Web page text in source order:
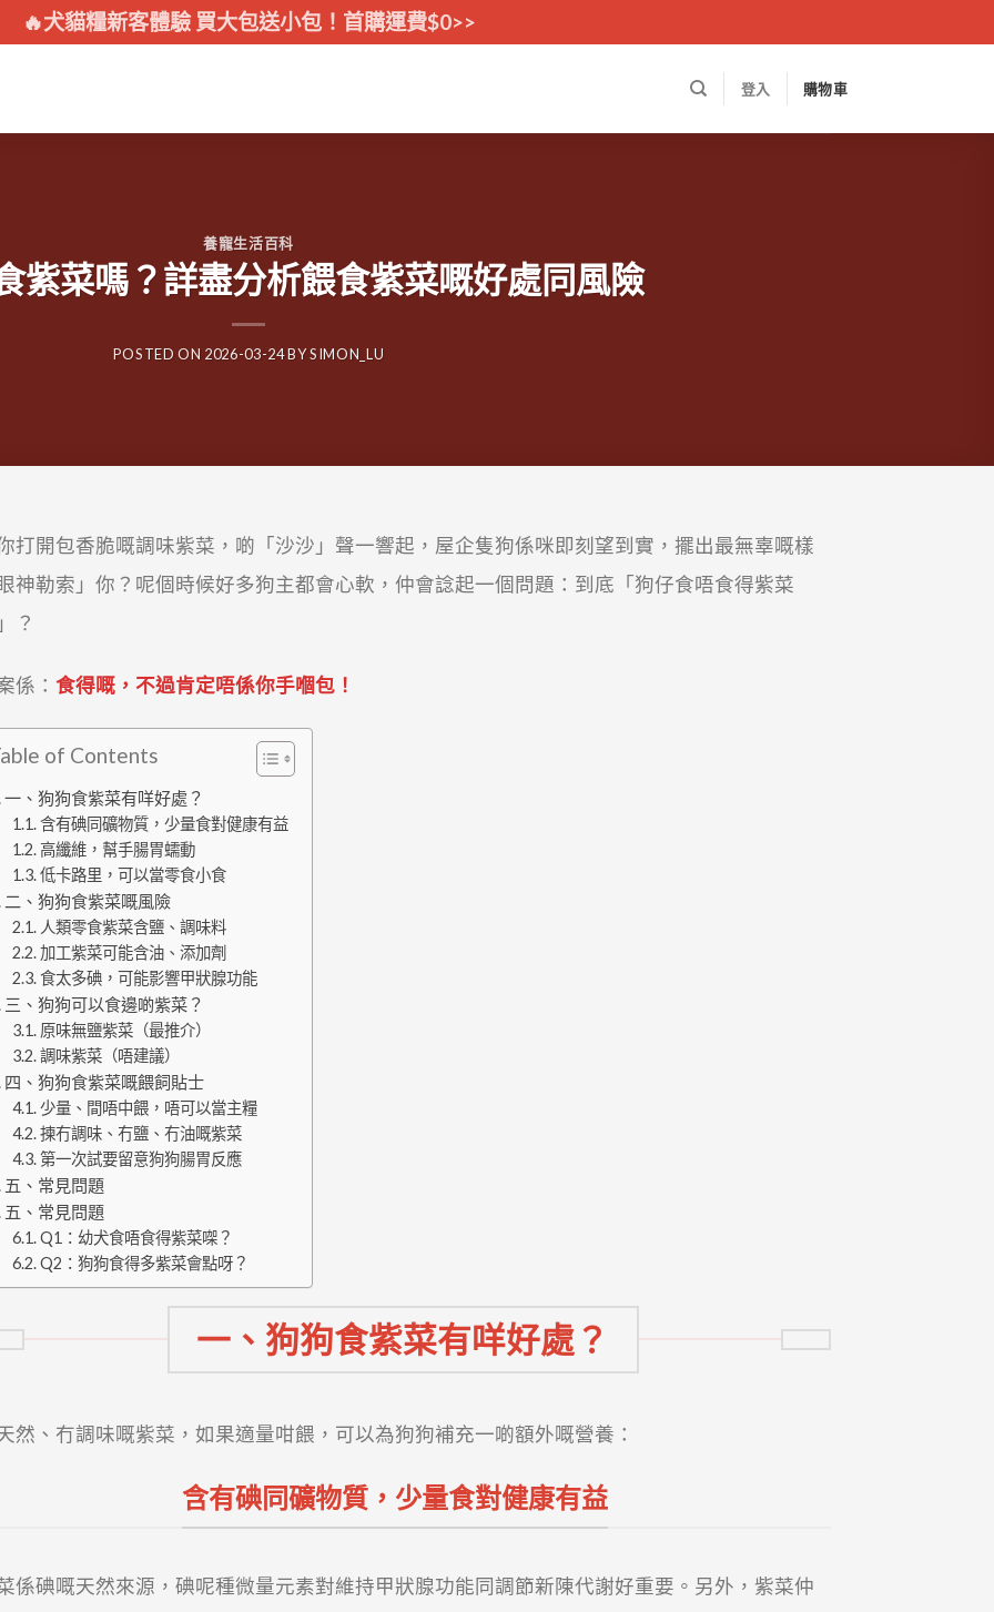
🔥犬貓糧新客體驗 買大包送小包！首購運費$0>>
登入 購物車
養寵生活百科
紫菜嗎？詳盡分析餵食紫菜嘅好處同風險
POSTED ON 2026-03-24BYSIMON_LU
打開包香脆嘅調味紫菜，啲「沙沙」聲一響起，屋企隻狗係咪即刻望到實，擺出最無辜嘅樣
眼神勒索」你？呢個時候好多狗主都會心軟，仲會諗起一個問題：到底「狗仔食唔食得紫菜
？
係： 食得嘅，不過肯定唔係你手嗰包！
of Contents
一、狗狗食紫菜有咩好處？
含有碘同礦物質，少量食對健康有益
高纖維，幫手腸胃蠕動
低卡路里，可以當零食小食
二、狗狗食紫菜嘅風險
人類零食紫菜含鹽、調味料
加工紫菜可能含油、添加劑
食太多碘，可能影響甲狀腺功能
三、狗狗可以食邊啲紫菜？
原味無鹽紫菜（最推介）
調味紫菜（唔建議）
四、狗狗食紫菜嘅餵飼貼士
少量、間唔中餵，唔可以當主糧
揀冇調味、冇鹽、冇油嘅紫菜
第一次試要留意狗狗腸胃反應
五、常見問題
五、常見問題
Q1：幼犬食唔食得紫菜㗎？
Q2：狗狗食得多紫菜會點呀？
一、狗狗食紫菜有咩好處？
然、冇調味嘅紫菜，如果適量咁餵，可以為狗狗補充一啲額外嘅營養：
含有碘同礦物質，少量食對健康有益
係碘嘅天然來源，碘呢種微量元素對維持甲狀腺功能同調節新陳代謝好重要。另外，紫菜仲